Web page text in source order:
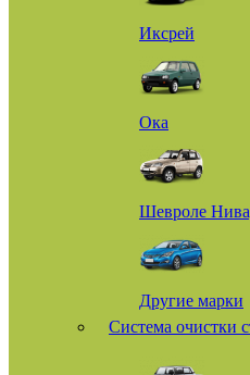
Иксрей
Ока
Шевроле
Другие марки
Система очистки